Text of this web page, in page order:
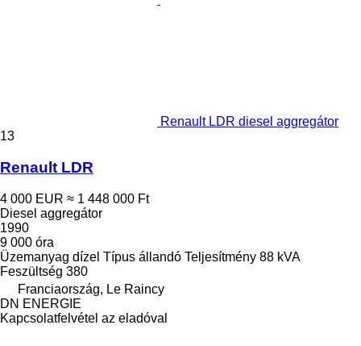
Renault LDR diesel aggregátor
13
Renault LDR
4 000 EUR ≈ 1 448 000 Ft
Diesel aggregátor
1990
9 000 óra
Üzemanyag dízel Típus állandó Teljesítmény 88 kVA
Feszültség 380
Franciaország, Le Raincy
DN ENERGIE
Kapcsolatfelvétel az eladóval